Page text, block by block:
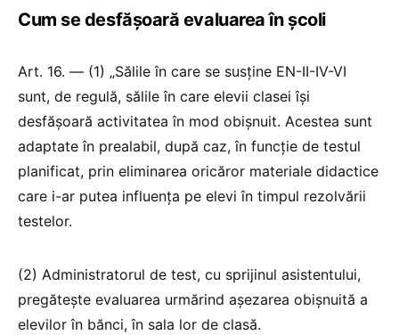
Cum se desfășoară evaluarea în școli
Art. 16. — (1) „Sălile în care se susține EN-II-IV-VI
sunt, de regulă, sălile în care elevii clasei își
desfășoară activitatea în mod obișnuit. Acestea sunt
adaptate în prealabil, după caz, în funcție de testul
planificat, prin eliminarea oricăror materiale didactice
care i-ar putea influența pe elevi în timpul rezolvării
testelor.
(2) Administratorul de test, cu sprijinul asistentului,
pregătește evaluarea urmărind așezarea obișnuită a
elevilor în bănci, în sala lor de clasă.